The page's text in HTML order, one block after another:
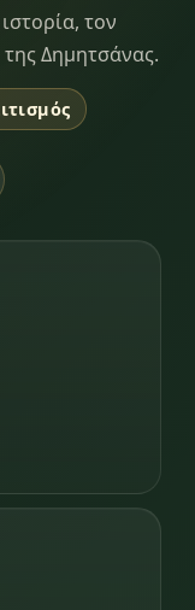
τον
Δημητσάνας.